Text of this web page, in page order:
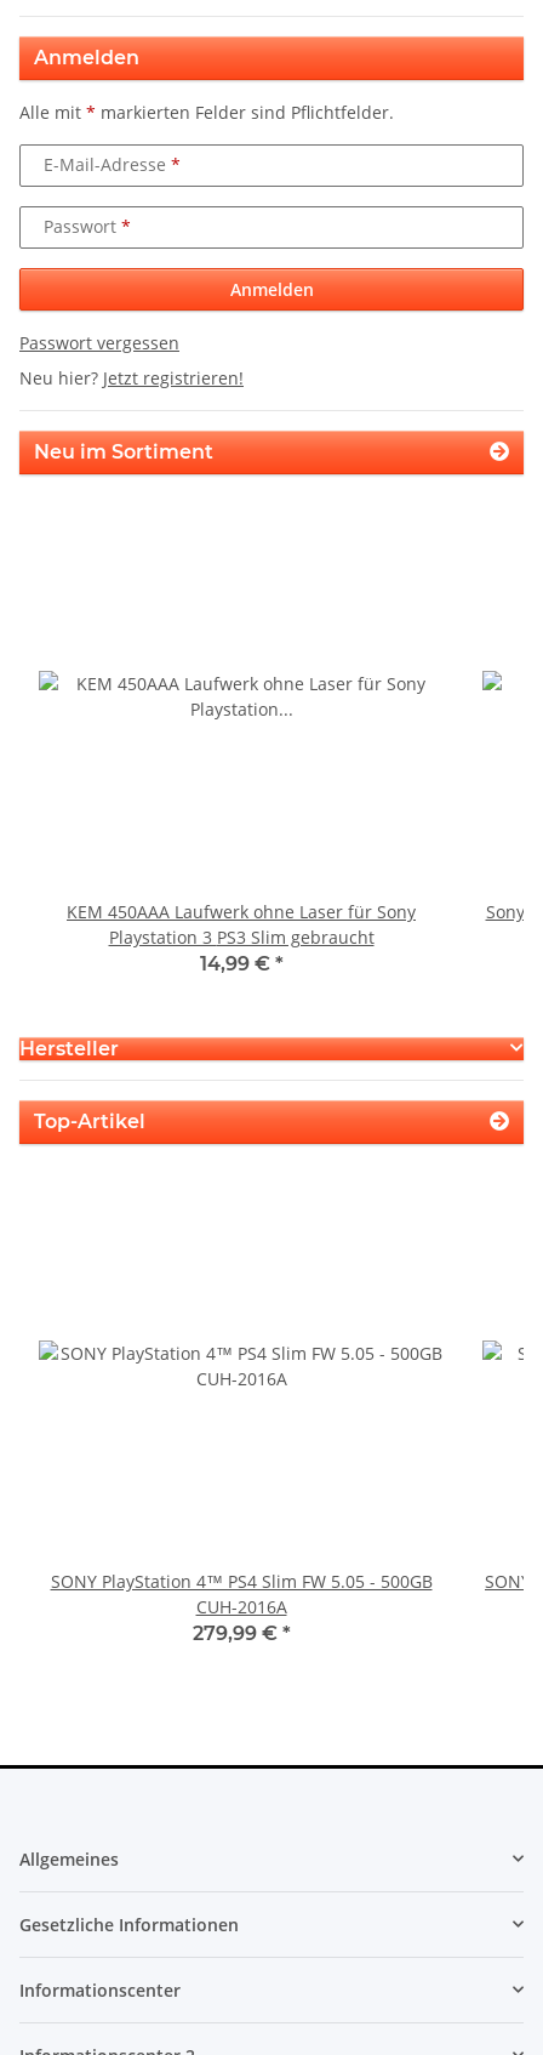
Anmelden
Alle mit * markierten Felder sind Pflichtfelder.
E-Mail-Adresse
Passwort
Anmelden
Passwort vergessen
Neu hier? Jetzt registrieren!
Neu im Sortiment
KEM 450AAA Laufwerk ohne Laser für Sony
Playstation 3 PS3 Slim gebraucht
14,99 € *
Sony
Hersteller
Top-Artikel
SONY PlayStation 4™ PS4 Slim FW 5.05 - 500GB
CUH-2016A
279,99 € *
SONY
Allgemeines
Gesetzliche Informationen
Informationscenter